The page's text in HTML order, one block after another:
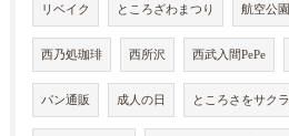
リベイク ところざわまつり 航空公園
西乃処珈琲 西所沢 西武入間PePe
パン通販 成人の日 ところさをサク